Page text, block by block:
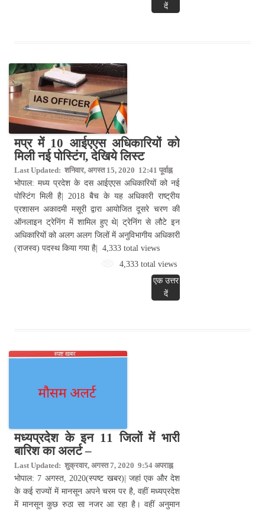
दें
मप्र में 10 आईएएस अधिकारियों को
मिली नई पोस्टिंग, देखिये लिस्ट
Last Updated: शनिवार, अगस्त 15, 2020 12:41 पूर्वाह्न
भोपाल: मध्य प्रदेश के दस आईएएस अधिकारियों को नई
पोस्टिंग मिली है| 2018 बैच के यह अधिकारी राष्ट्रीय
प्रशासन अकादमी मसूरी द्वारा आयोजित दूसरे चरण की
ऑनलाइन ट्रेनिंग में शामिल हुए थे| ट्रेनिंग से लौटे इन
अधिकारियों को अलग अलग जिलों में अनुविभागीय अधिकारी
(राजस्व) पदस्थ किया गया है| 4,333 total views
4,333 total views
एक उत्तर
दें
मध्यप्रदेश के इन 11 जिलों में भारी
बारिश का अलर्ट –
Last Updated: शुक्रवार, अगस्त 7, 2020 9:54 अपराह्न
भोपाल: 7 अगस्त, 2020(स्पष्ट खबर)| जहां एक और देश
के कई राज्यों में मानसून अपने चरम पर है, वहीं मध्यप्रदेश
में मानसून कुछ रुठा सा नजर आ रहा है। वहीं अनुमान